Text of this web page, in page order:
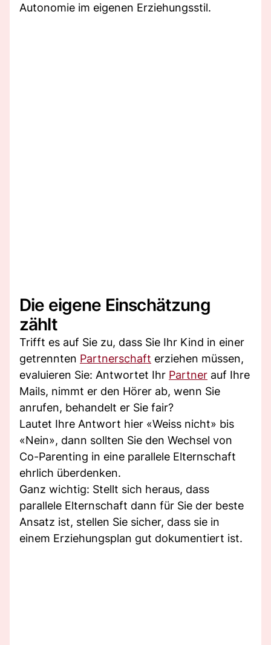
Autonomie im eigenen Erziehungsstil.
Die eigene Einschätzung
zählt
Trifft es auf Sie zu, dass Sie Ihr Kind in einer
getrennten Partnerschaft erziehen müssen,
evaluieren Sie: Antwortet Ihr Partner auf Ihre
Mails, nimmt er den Hörer ab, wenn Sie
anrufen, behandelt er Sie fair?
Lautet Ihre Antwort hier «Weiss nicht» bis
«Nein», dann sollten Sie den Wechsel von
Co-Parenting in eine parallele Elternschaft
ehrlich überdenken.
Ganz wichtig: Stellt sich heraus, dass
parallele Elternschaft dann für Sie der beste
Ansatz ist, stellen Sie sicher, dass sie in
einem Erziehungsplan gut dokumentiert ist.